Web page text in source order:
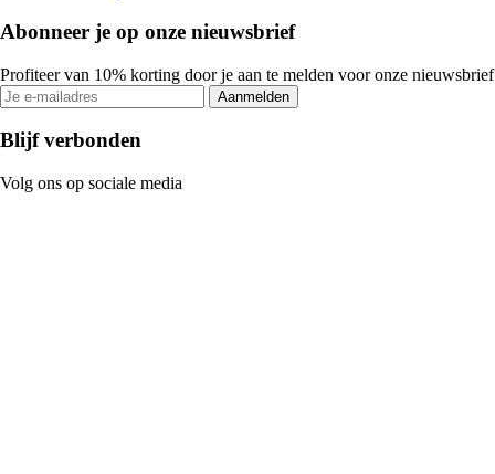
Abonneer je op onze nieuwsbrief
Profiteer van 10% korting door je aan te melden voor onze nieuwsbrief
Aanmelden
Blijf verbonden
Volg ons op sociale media